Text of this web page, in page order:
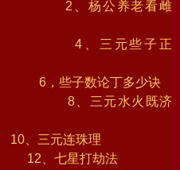
2、杨公养老看雌
4、三元些子正
些子数论丁多少诀
8、三元水火既济
10、三元连珠理
七星打劫法